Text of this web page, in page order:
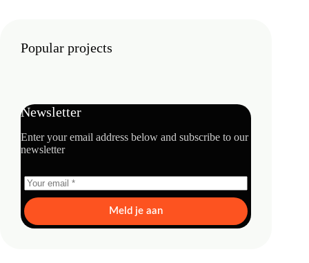
Popular projects
Newsletter
Enter your email address below and subscribe to our
newsletter
Meld je aan